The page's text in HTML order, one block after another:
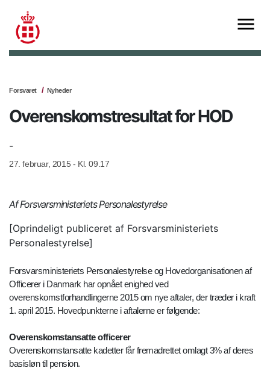
Forsvaret Nyheder
Overenskomstresultat for HOD
-
27. februar, 2015 - Kl. 09.17
Af Forsvarsministeriets Personalestyrelse
[Oprindeligt publiceret af Forsvarsministeriets
Personalestyrelse]
Forsvarsministeriets Personalestyrelse og Hovedorganisationen af
Officerer i Danmark har opnået enighed ved
overenskomstforhandlingerne 2015 om nye aftaler, der træder i kraft
1. april 2015. Hovedpunkterne i aftalerne er følgende:
Overenskomstansatte officerer
Overenskomstansatte kadetter får fremadrettet omlagt 3% af deres
basisløn til pension.